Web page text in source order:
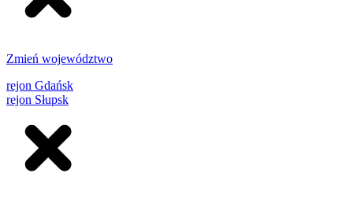
Zmień województwo
rejon Gdańsk
rejon Słupsk